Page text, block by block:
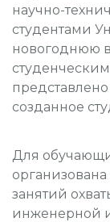
научно-
студентами
новогоднюю
созданное
Для
занятий
инженерной